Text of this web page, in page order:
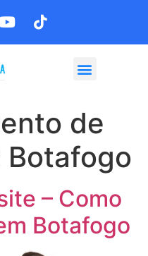
de
Botafogo
– Como
Botafogo